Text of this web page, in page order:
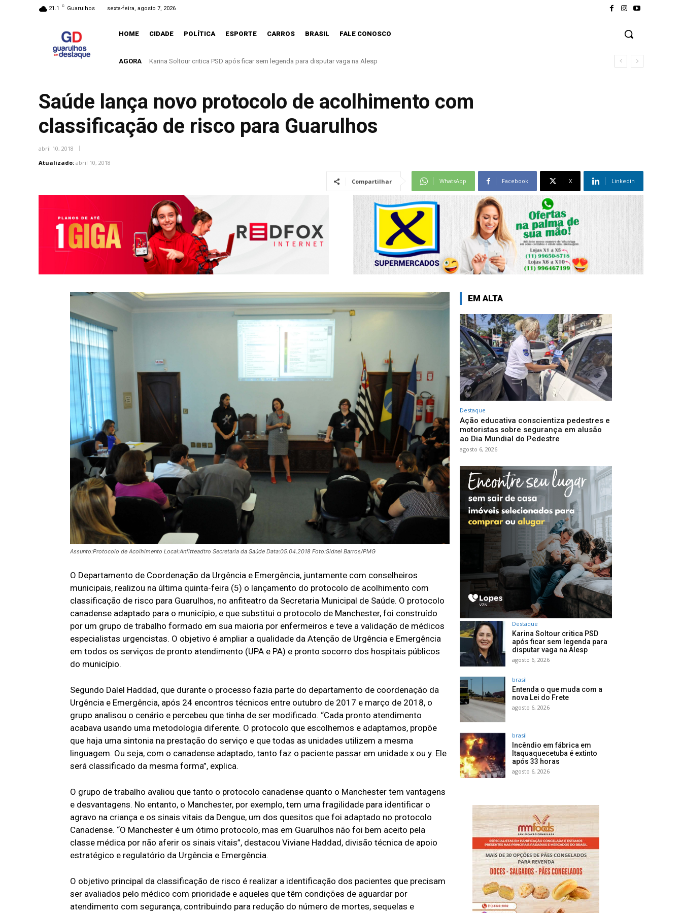
21.1 C Guarulhos sexta-feira, agosto 7, 2026
HOME CIDADE POLÍTICA ESPORTE CARROS BRASIL FALE CONOSCO
AGORAKarina Soltour critica PSD após ficar sem legenda para disputar vaga na Alesp
Entenda o que muda com a nova Lei do Frete
Saúde lança novo protocolo de acolhimento com
classificação de risco para Guarulhos
abril 10, 2018
Atualizado: abril 10, 2018
Compartilhar WhatsApp Facebook X Linkedin
Assunto:Protocolo de Acolhimento Local:Anfitteadtro Secretaria da Saúde Data:05.04.2018 Foto:Sidnei Barros/PMG
O Departamento de Coordenação da Urgência e Emergência, juntamente com conselheiros
municipais, realizou na última quinta-feira (5) o lançamento do protocolo de acolhimento com
classificação de risco para Guarulhos, no anfiteatro da Secretaria Municipal de Saúde. O protocolo
canadense adaptado para o município, e que substitui o protocolo de Manchester, foi construído
por um grupo de trabalho formado em sua maioria por enfermeiros e teve a validação de médicos
especialistas urgencistas. O objetivo é ampliar a qualidade da Atenção de Urgência e Emergência
em todos os serviços de pronto atendimento (UPA e PA) e pronto socorro dos hospitais públicos
do município.
Segundo Dalel Haddad, que durante o processo fazia parte do departamento de coordenação da
Urgência e Emergência, após 24 encontros técnicos entre outubro de 2017 e março de 2018, o
grupo analisou o cenário e percebeu que tinha de ser modificado. “Cada pronto atendimento
acabava usando uma metodologia diferente. O protocolo que escolhemos e adaptamos, propõe
que haja uma sintonia na prestação do serviço e que todas as unidades utilizem a mesma
linguagem. Ou seja, com o canadense adaptado, tanto faz o paciente passar em unidade x ou y. Ele
será classificado da mesma forma”, explica.
O grupo de trabalho avaliou que tanto o protocolo canadense quanto o Manchester tem vantagens
e desvantagens. No entanto, o Manchester, por exemplo, tem uma fragilidade para identificar o
agravo na criança e os sinais vitais da Dengue, um dos quesitos que foi adaptado no protocolo
Canadense. “O Manchester é um ótimo protocolo, mas em Guarulhos não foi bem aceito pela
classe médica por não aferir os sinais vitais”, destacou Viviane Haddad, divisão técnica de apoio
estratégico e regulatório da Urgência e Emergência.
O objetivo principal da classificação de risco é realizar a identificação dos pacientes que precisam
ser avaliados pelo médico com prioridade e aqueles que têm condições de aguardar por
atendimento com segurança, contribuindo para redução do número de mortes, sequelas e
EM ALTA
Destaque
Ação educativa conscientiza pedestres e
motoristas sobre segurança em alusão
ao Dia Mundial do Pedestre
agosto 6, 2026
Destaque
Karina Soltour critica PSD
após ficar sem legenda para
disputar vaga na Alesp
agosto 6, 2026
brasil
Entenda o que muda com a
nova Lei do Frete
agosto 6, 2026
brasil
Incêndio em fábrica em
Itaquaquecetuba é extinto
após 33 horas
agosto 6, 2026